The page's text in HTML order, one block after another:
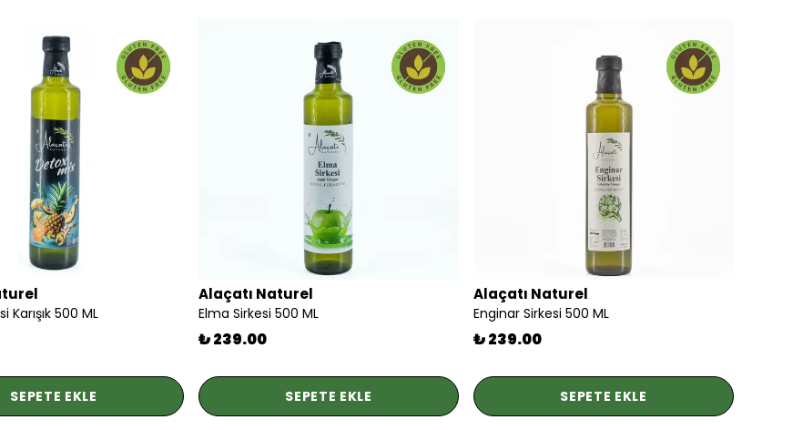
Karışık 500 ML
SEPETE EKLE
Alaçatı Naturel
Elma Sirkesi 500 ML
₺ 239.00
SEPETE EKLE
Alaçatı Naturel
Enginar Sirkesi 500 ML
₺ 239.00
SEPETE EKLE